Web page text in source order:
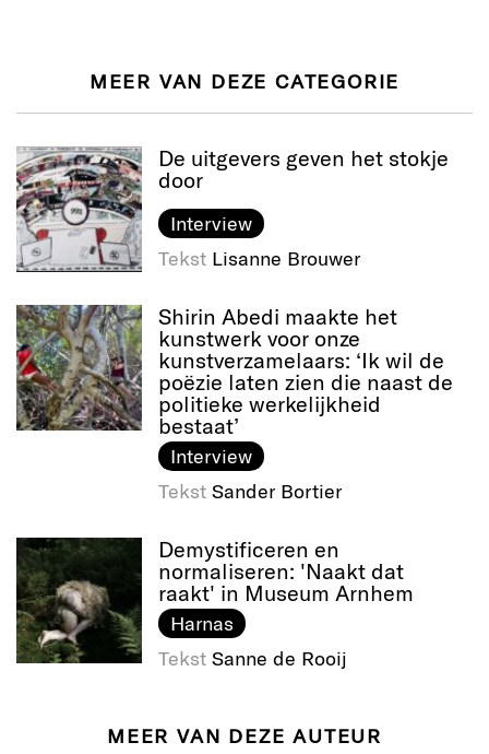
MEER VAN DEZE CATEGORIE
De uitgevers geven het stokje
door
Interview
Tekst Lisanne Brouwer
Shirin Abedi maakte het
kunstwerk voor onze
kunstverzamelaars: ‘Ik wil de
poëzie laten zien die naast de
politieke werkelijkheid
bestaat’
Interview
Tekst Sander Bortier
Demystificeren en
normaliseren: 'Naakt dat
raakt' in Museum Arnhem
Harnas
Tekst Sanne de Rooij
MEER VAN DEZE AUTEUR